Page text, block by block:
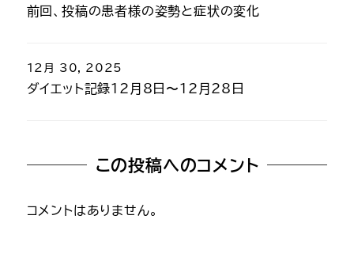
前回、投稿の患者様の姿勢と症状の変化
ダイエット記録12月8日〜12月28日
12月 30, 2025
この投稿へのコメント
コメントはありません。